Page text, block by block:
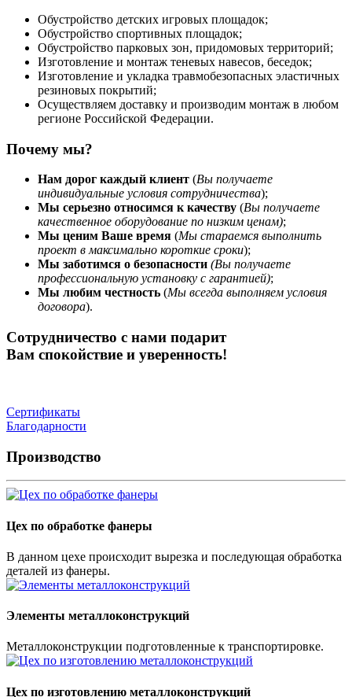
Обустройство детских игровых площадок;
Обустройство спортивных площадок;
Обустройство парковых зон, придомовых территорий;
Изготовление и монтаж теневых навесов, беседок;
Изготовление и укладка травмобезопасных эластичных
резиновых покрытий;
Осуществляем доставку и производим монтаж в любом
регионе Российской Федерации.
Почему мы?
Нам дорог каждый клиент (Вы получаете
индивидуальные условия сотрудничества);
Мы серьезно относимся к качеству (Вы получаете
качественное оборудование по низким ценам);
Мы ценим Ваше время (Мы стараемся выполнить
проект в максимально короткие сроки);
Мы заботимся о безопасности (Вы получаете
профессиональную установку с гарантией);
Мы любим честность (Мы всегда выполняем условия
договора).
Сотрудничество с нами подарит
Вам спокойствие и уверенность!
Сертификаты
Благодарности
Производство
Цех по обработке фанеры
В данном цехе происходит вырезка и последующая обработка
деталей из фанеры.
Элементы металлоконструкций
Металлоконструкции подготовленные к транспортировке.
Цех по изготовлению металлоконструкций